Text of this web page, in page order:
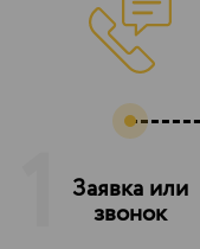
Заявка или
звонок